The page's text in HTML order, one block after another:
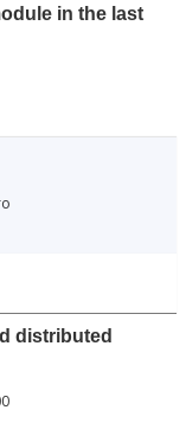
in the last
distributed